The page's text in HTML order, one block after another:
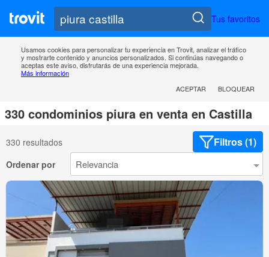
Tus favoritos
Usamos cookies para personalizar tu experiencia en Trovit, analizar el tráfico
y mostrarte contenido y anuncios personalizados. Si continúas navegando o
aceptas este aviso, disfrutarás de una experiencia mejorada.
Más información
ACEPTAR
BLOQUEAR
330 condominios piura en venta en Castilla
330 resultados Filtros (1)
Ordenar por